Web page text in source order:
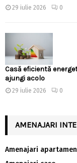
29 iulie 2026 0
Casă eficientă
ajungi acolo
29 iulie 2026 0
AMENAJARI
Amenajari